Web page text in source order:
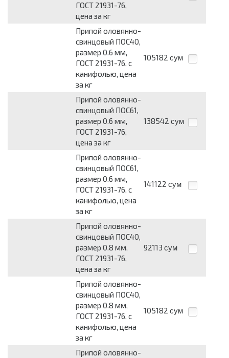
ГОСТ 21931-76,
цена за кг
Припой оловянно-
свинцовый ПОС40,
размер 0.6 мм,
ГОСТ 21931-76, с
канифолью, цена
за кг
105182 сум
Припой оловянно-
свинцовый ПОС61,
размер 0.6 мм,
ГОСТ 21931-76,
цена за кг
138542 сум
Припой оловянно-
свинцовый ПОС61,
размер 0.6 мм,
ГОСТ 21931-76, с
канифолью, цена
за кг
141122 сум
Припой оловянно-
свинцовый ПОС40,
размер 0.8 мм,
ГОСТ 21931-76,
цена за кг
92113 сум
Припой оловянно-
свинцовый ПОС40,
размер 0.8 мм,
ГОСТ 21931-76, с
канифолью, цена
за кг
105182 сум
Припой оловянно-